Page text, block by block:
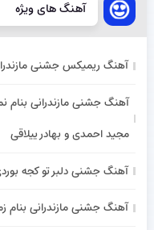
آهنگ های ویژه
آهنگ ریمیکس جشنی
آهنگ جشنی مازندرانی بنام
مجید احمدی و بهادر ییلاقی
آهنگ جشنی دلبر تو کجه
آهنگ جشنی مازندرانی